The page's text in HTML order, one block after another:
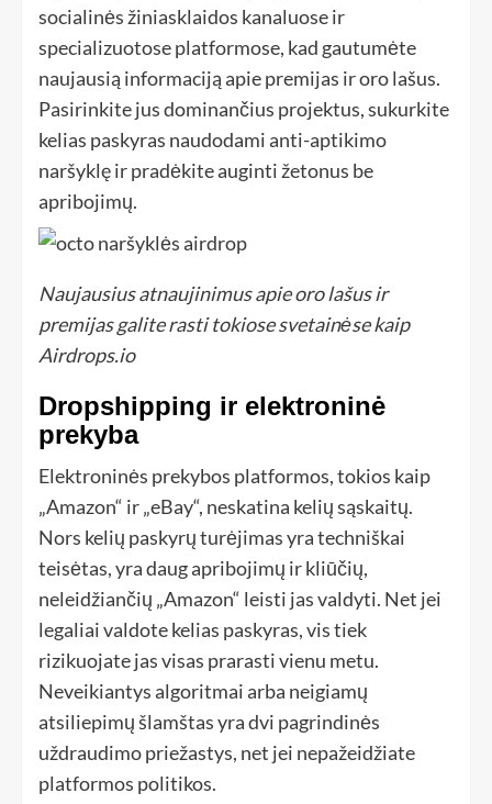
socialinės žiniasklaidos kanaluose ir
specializuotose platformose, kad gautumėte
naujausią informaciją apie premijas ir oro lašus.
Pasirinkite jus dominančius projektus, sukurkite
kelias paskyras naudodami anti-aptikimo
naršyklę ir pradėkite auginti žetonus be
apribojimų.
Naujausius atnaujinimus apie oro lašus ir
premijas galite rasti tokiose svetainėse kaip
Airdrops.io
Dropshipping ir elektroninė
prekyba
Elektroninės prekybos platformos, tokios kaip
„Amazon“ ir „eBay“, neskatina kelių sąskaitų.
Nors kelių paskyrų turėjimas yra techniškai
teisėtas, yra daug apribojimų ir kliūčių,
neleidžiančių „Amazon“ leisti jas valdyti. Net jei
legaliai valdote kelias paskyras, vis tiek
rizikuojate jas visas prarasti vienu metu.
Neveikiantys algoritmai arba neigiamų
atsiliepimų šlamštas yra dvi pagrindinės
uždraudimo priežastys, net jei nepažeidžiate
platformos politikos.